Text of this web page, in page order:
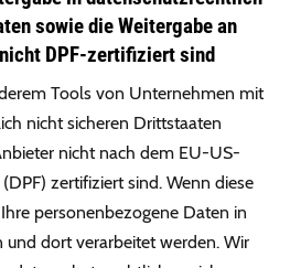
sowie die Weitergabe an
DPF-zertifiziert sind
Tools von Unternehmen mit
nicht sicheren Drittstaaten
nicht nach dem EU-US-
zertifiziert sind. Wenn diese
personenbezogene Daten in
und dort verarbeitet werden. Wir